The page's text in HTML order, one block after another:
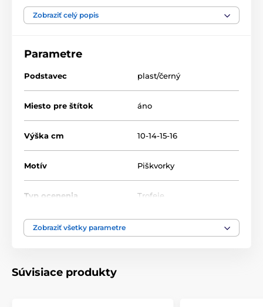
Produkt je zaradený v kategóriách
Zobraziť celý popis
Parametre
Podstavec plast/černý
Miesto pre štítok áno
Výška cm 10-14-15-16
Motív Piškvorky
Typ ocenenia Trofeje
Materiál
Zobraziť všetky parametre
Súvisiace produkty